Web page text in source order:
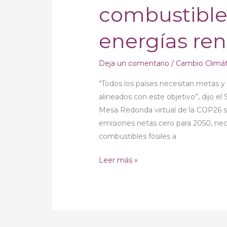
energías
Deja un comentario / Cambio
“Todos los países necesitan metas
alineados con este objetivo”, dijo el
Mesa Redonda virtual de la COP26
emisiones netas cero para 2050,
combustibles fósiles a
Leer más »